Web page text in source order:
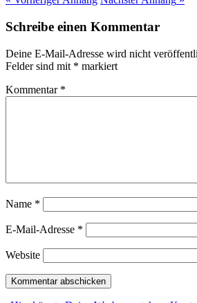
Schreibe einen Kommentar
Deine E-Mail-Adresse wird nicht
Felder sind mit * markiert
Kommentar *
Name *
E-Mail-Adresse *
Website